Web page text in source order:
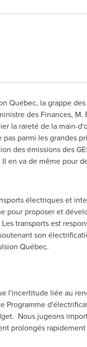
Québec, la grappe
des Finances,
la rareté de la
parmi les grandes
des émissions des
en va de même pour
électriques et
pour proposer et
transports est
son
Québec.
l'incertitude liée au
Programme
Nous jugeons
prolongés